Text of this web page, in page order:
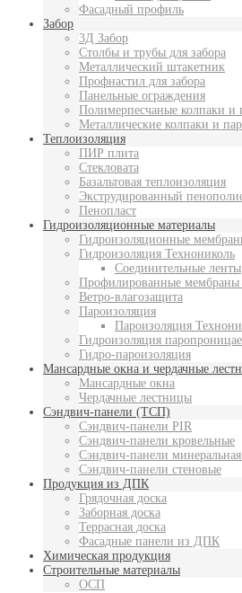
Фасадный профиль
Забор
3Д Забор
Столбы и трубы для забора
Металлический штакетник
Профнастил для забора
Панельные ограждения
Полимерпесчаные колпаки и
Металлические колпаки и
Теплоизоляция
ПИР плита
Стекловата
Базальтовая теплоизоляция
Экструдированный
Пенопласт
Гидроизоляционные материалы
Гидроизоляционные
Гидроизоляция Технониколь
Соединительные ленты
Профилированные мембраны
Ветро-влагозащита
Пароизоляция
Пароизоляция
Гидроизоляция
Гидро-пароизоляция
Мансардные окна и чердачные
Мансардные окна
Чердачные лестницы
Сэндвич-панели (ТСП)
Сэндвич-панели PIR
Сэндвич-панели кровельные
Сэндвич-панели минеральная
Сэндвич-панели стеновые
Продукция из ДПК
Грядочная доска
Заборная доска
Террасная доска
Фасадные панели из ДПК
Химическая продукция
Строительные материалы
ОСП